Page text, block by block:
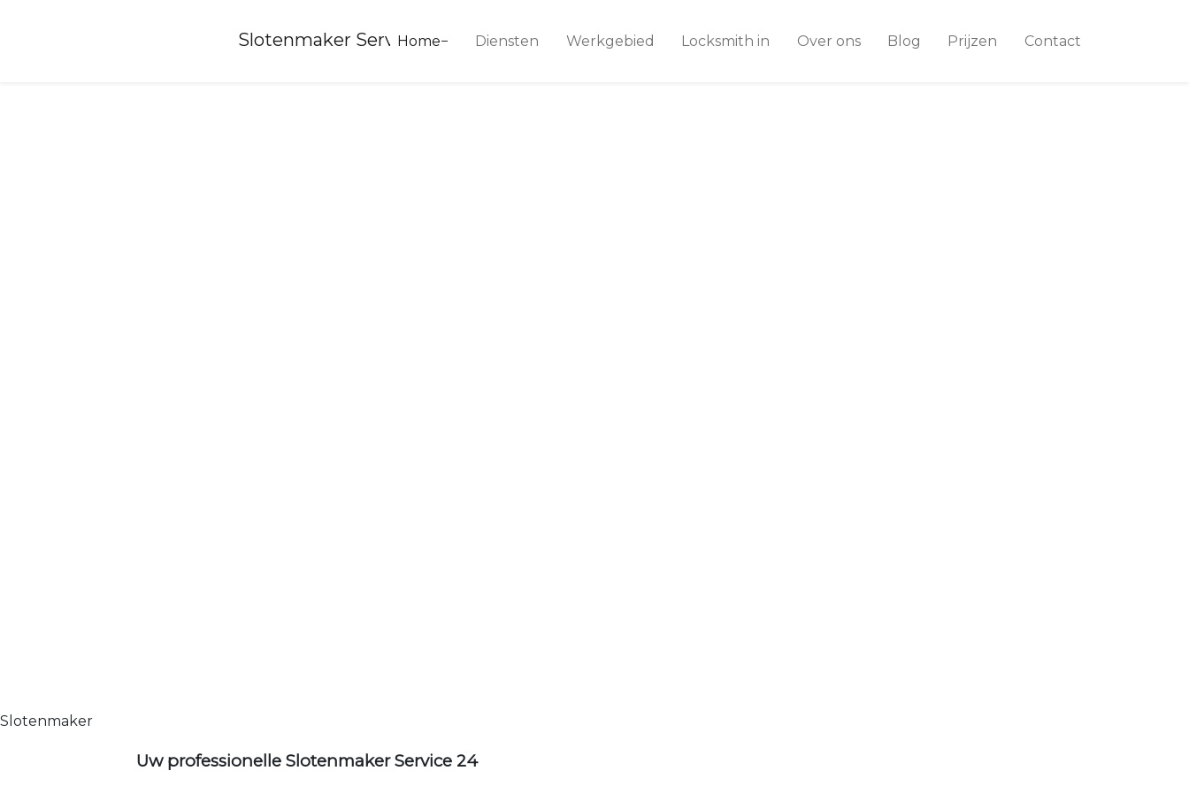
Slotenmaker Service 24
Home Diensten Werkgebied Locksmith in Over ons Blog Prijzen Contact
Slotenmaker
Uw professionelle Slotenmaker Service 24